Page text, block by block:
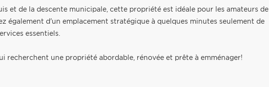
et de la descente municipale, cette propriété est idéale pour les amateurs de
également d'un emplacement stratégique à quelques minutes seulement de
essentiels.
recherchent une propriété abordable, rénovée et prête à emménager!